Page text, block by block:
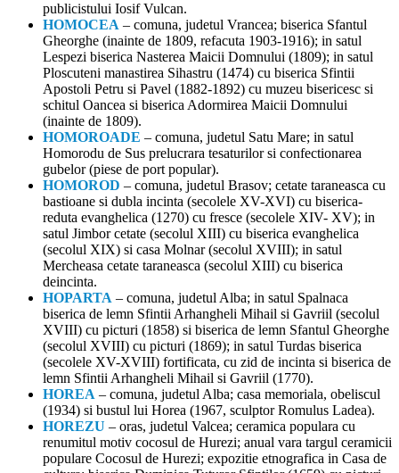
publicistului Iosif Vulcan.
HOMOCEA – comuna, judetul Vrancea; biserica Sfantul
Gheorghe (inainte de 1809, refacuta 1903-1916); in satul
Lespezi biserica Nasterea Maicii Domnului (1809); in satul
Ploscuteni manastirea Sihastru (1474) cu biserica Sfintii
Apostoli Petru si Pavel (1882-1892) cu muzeu bisericesc si
schitul Oancea si biserica Adormirea Maicii Domnului
(inainte de 1809).
HOMOROADE – comuna, judetul Satu Mare; in satul
Homorodu de Sus prelucrara tesaturilor si confectionarea
gubelor (piese de port popular).
HOMOROD – comuna, judetul Brasov; cetate taraneasca cu
bastioane si dubla incinta (secolele XV-XVI) cu biserica-
reduta evanghelica (1270) cu fresce (secolele XIV- XV); in
satul Jimbor cetate (secolul XIII) cu biserica evanghelica
(secolul XIX) si casa Molnar (secolul XVIII); in satul
Mercheasa cetate taraneasca (secolul XIII) cu biserica
deincinta.
HOPARTA – comuna, judetul Alba; in satul Spalnaca
biserica de lemn Sfintii Arhangheli Mihail si Gavriil (secolul
XVIII) cu picturi (1858) si biserica de lemn Sfantul Gheorghe
(secolul XVIII) cu picturi (1869); in satul Turdas biserica
(secolele XV-XVIII) fortificata, cu zid de incinta si biserica de
lemn Sfintii Arhangheli Mihail si Gavriil (1770).
HOREA – comuna, judetul Alba; casa memoriala, obeliscul
(1934) si bustul lui Horea (1967, sculptor Romulus Ladea).
HOREZU – oras, judetul Valcea; ceramica populara cu
renumitul motiv cocosul de Hurezi; anual vara targul ceramicii
populare Cocosul de Hurezi; expozitie etnografica in Casa de